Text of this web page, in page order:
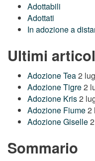
Adottabili
Adottati
In adozione a
Ultimi
Adozione Tea2
Adozione Tigre2
Adozione Kris2
Adozione Fiume2
Adozione Giselle
Sommario